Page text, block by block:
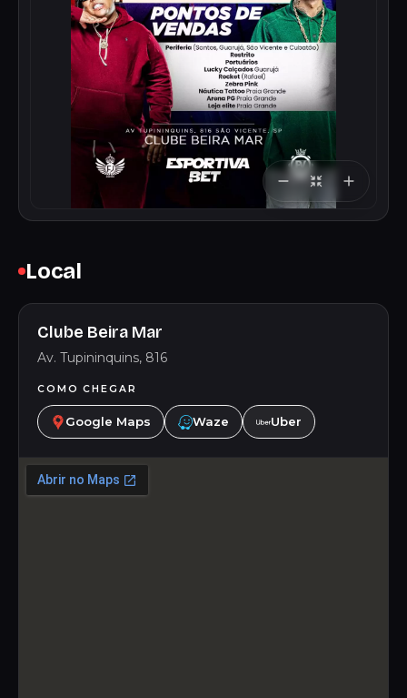
Local
Clube Beira Mar
Av. Tupininquins, 816
COMO CHEGAR
Google Maps Waze Uber